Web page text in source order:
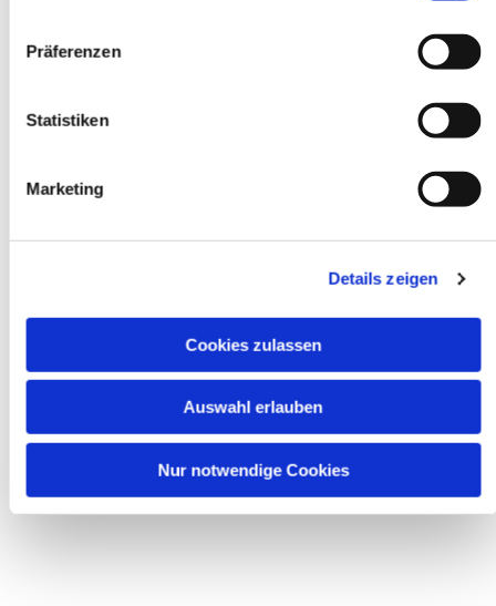
Präferenzen
Statistiken
Marketing
Details zeigen
Cookies zulassen
Auswahl erlauben
Nur notwendige Cookies
Dies könnte Sie auch